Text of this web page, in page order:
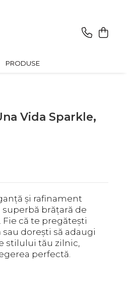
PRODUSE
Vida Sparkle,
și rafinament
brățară de
că te pregătești
dorești să adaugi
stilului tău zilnic,
perfectă.